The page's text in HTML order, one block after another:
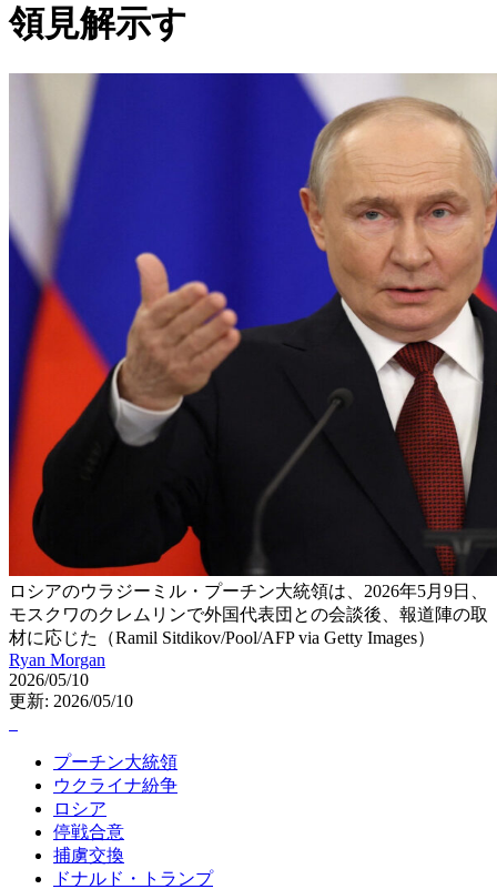
領見解示す
ロシアのウラジーミル・プーチン大統領は、2026年5月9日、
モスクワのクレムリンで外国代表団との会談後、報道陣の取
材に応じた（Ramil Sitdikov/Pool/AFP via Getty Images）
Ryan Morgan
2026/05/10
更新: 2026/05/10
プーチン大統領
ウクライナ紛争
ロシア
停戦合意
捕虜交換
ドナルド・トランプ